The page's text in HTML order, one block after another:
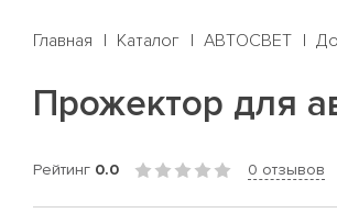
Главная Каталог АВТОСВЕТ
Прожектор для
Рейтинг 0.0 0 отзывов